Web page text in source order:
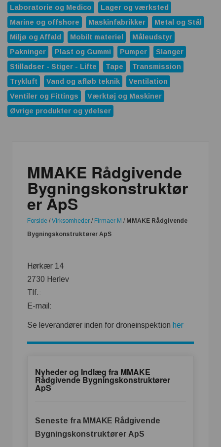
Laboratorie og Medico
Lager og værksted
Marine og offshore
Maskinfabrikker
Metal og Stål
Miljø og Affald
Mobilt materiel
Måleudstyr
Pakninger
Plast og Gummi Pumper
Slanger
Stilladser - Stiger - Lifte
Tape
Transmission
Trykluft
Vand og afløb teknik
Ventilation
Ventiler og Fittings
Værktøj og Maskiner
Øvrige produkter og ydelser
MMAKE Rådgivende
Bygningskonstruktør
er ApS
Forside / Virksomheder / Firmaer M / MMAKE Rådgivende
Bygningskonstruktører ApS
Hørkær 14
2730 Herlev
Tlf.:
E-mail:
Se leverandører inden for droneinspektion her
Nyheder og Indlæg fra MMAKE
Rådgivende Bygningskonstruktører
ApS
Seneste fra MMAKE Rådgivende
Bygningskonstruktører ApS